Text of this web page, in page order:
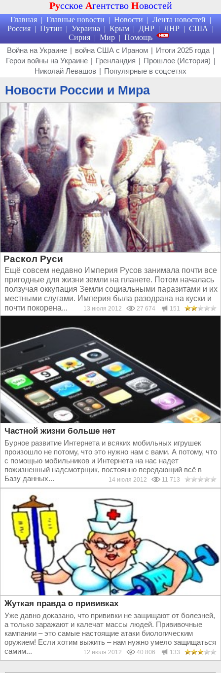
Русское Агентство Новостей
Главная | Главные новости | Новости | Лента новостей |
Россия | Путин | Украина | Крым | ДНР | ЛНР | США |
Сирия | Мир | Помощь
Война на Украине | война США с Ираном | Итоги 2025 года |
Герои войны на Украине | Гренландия | Прошлое (История) |
Николай Левашов | Популярные в соцсетях
Новости России и Мира
Раскол Руси
Ещё совсем недавно Империя Русов занимала почти все
пригодные для жизни земли на планете. Потом началась
ползучая оккупация Земли социальными паразитами и их
местными слугами. Империя была разодрана на куски и
почти покорена...
13 июля 2012 27 674 151
Частной жизни больше нет
Бурное развитие Интернета и всяких мобильных игрушек
произошло не потому, что это нужно нам с вами. А потому, что
с помощью мобильников и Интернета на нас надет
пожизненный надсмотрщик, постоянно передающий всё в
Базу данных...
14 июля 2012 11 713
Жуткая правда о прививках
Уже давно доказано, что прививки не защищают от болезней,
а только заражают и калечат массы людей. Прививочные
кампании – это самые настоящие атаки биологическим
оружием! Если хотим выжить – нам нужно умело защищаться
самим...
12 июля 2012 40 806 133